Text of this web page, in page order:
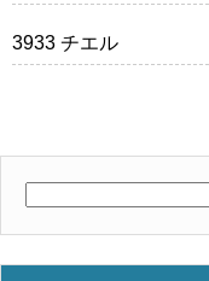
3933 チエル